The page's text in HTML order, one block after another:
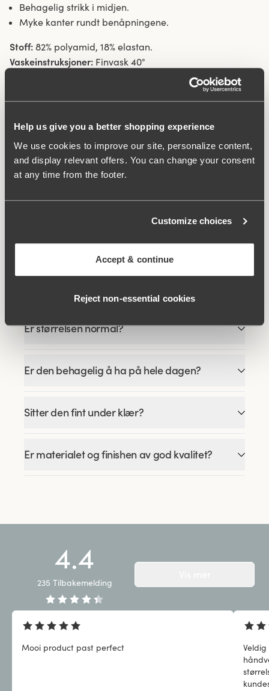
Help us give you a better shopping experience
We use cookies to improve our site, personalize content,
and display relevant offers. You can change your consent
at any time from the footer.
Customize choices
Accept & continue
Reject non‑essential cookies
Behagelig strikk i midjen.
Myke kanter rundt benåpningene.
Stoff: 82% polyamid, 18% elastan.
Vaskeinstruksjoner: Finvask 40°
Relaterte produkter
Viewing image 1 of 5
Jacquard & Lace bh
679 NOK
Viewing image 1 of 4
Confident bh
519 NOK749 NOK
Viewing image 1 of 8
Smoothly bh
FAQ
Er størrelsen normal?
Er den behagelig å ha på hele dagen?
Sitter den fint under klær?
Er materialet og finishen av god kvalitet?
4.4
235 Tilbakemelding
Mooi product past perfect